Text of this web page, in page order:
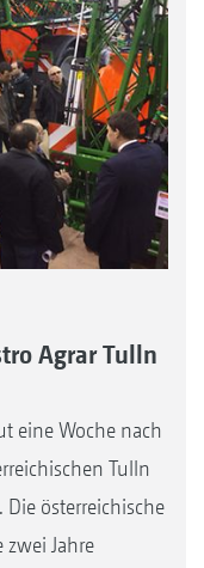
Agrar Tulln
eine Woche nach
Tulln
Die österreichische
Jahre